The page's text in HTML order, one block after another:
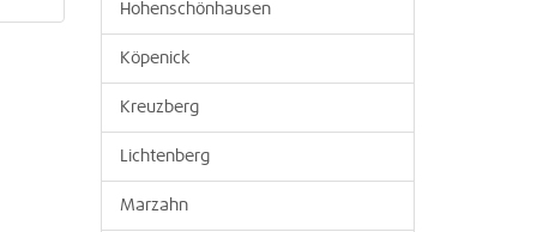
Hohenschönhausen
Köpenick
Kreuzberg
Lichtenberg
Marzahn